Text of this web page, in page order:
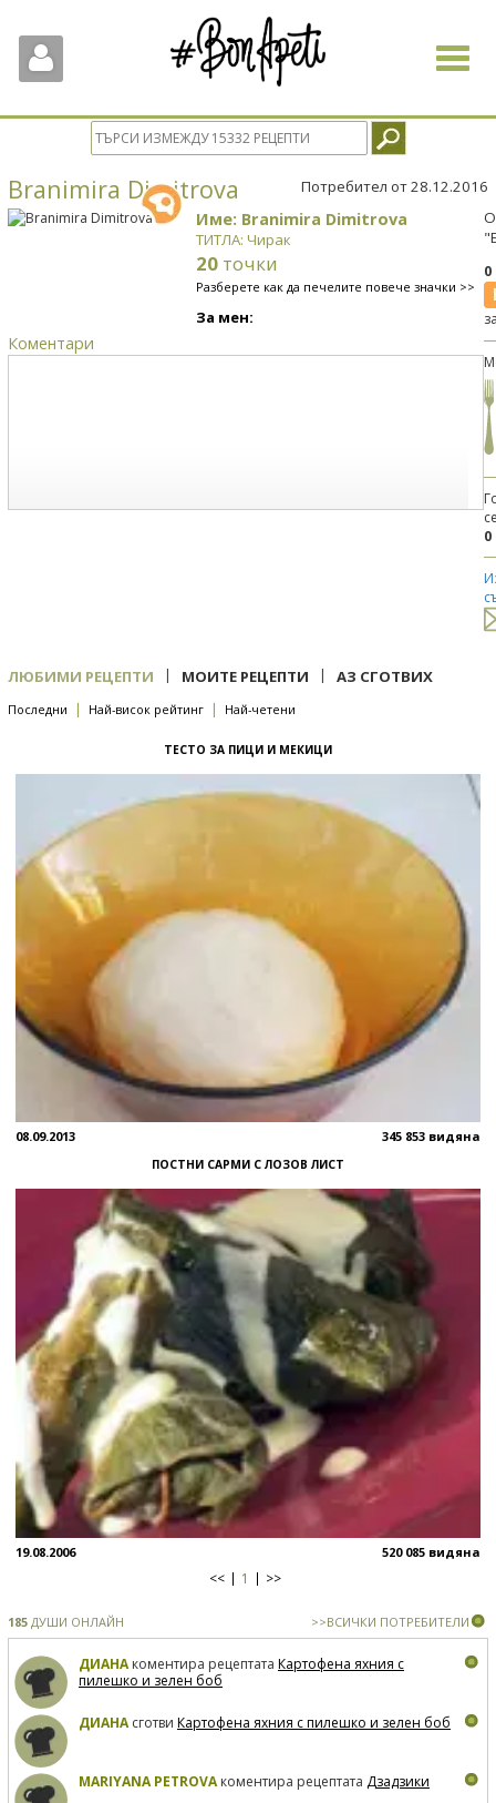
Toggle
Branimira Dimitrova Потребител от 28.12.2016
Име: Branimira Dimitrova
ТИТЛА: Чирак
20 точки
Разберете как да печелите повече значки >>
За мен:
Коментари
0
ЛЮБИМИ РЕЦЕПТИ | МОИТЕ РЕЦЕПТИ | АЗ СГОТВИХ
Последни | Най-висок рейтинг | Най-четени
ТЕСТО ЗА ПИЦИ И МЕКИЦИ
08.09.2013 345 853 видяна
ПОСТНИ САРМИ С ЛОЗОВ ЛИСТ
19.08.2006 520 085 видяна
<< 1 >>
185 ДУШИ ОНЛАЙН >>ВСИЧКИ ПОТРЕБИТЕЛИ
ДИАНАкоментира рецептата Картофена яхния с
пилешко и зелен боб
ДИАНАсготви Картофена яхния с пилешко и зелен боб
MARIYANA PETROVAкоментира рецептата Дзадзики